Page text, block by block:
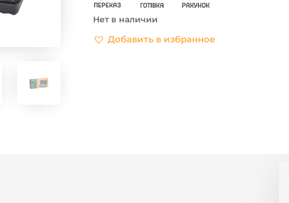
Нет в наличии
Добавить в избранное